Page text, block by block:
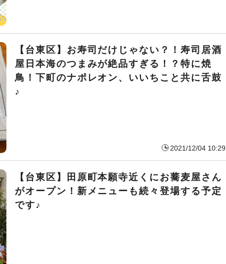
【台東区】お寿司だけじゃない？！寿司居酒
屋日本海のつまみが絶品すぎる！？特に焼
鳥！下町のナポレオン、いいちこと共に舌鼓
♪
2021/12/04 10:29
【台東区】田原町本願寺近くにお蕎麦屋さん
がオープン！新メニューも続々登場する予定
です♪